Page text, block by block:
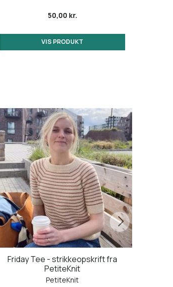
50,00 kr.
VIS PRODUKT
Friday Tee - strikkeopskrift fra
PetiteKnit
PetiteKnit